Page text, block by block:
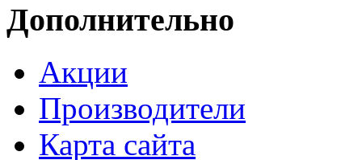
Дополнительно
Акции
Производители
Карта сайта